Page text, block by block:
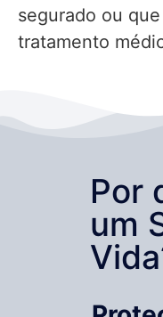
segurado ou
tratamento
Por
um